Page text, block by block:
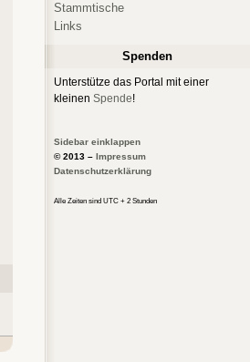
Stammtische
Links
Spenden
Unterstütze das Portal mit einer
kleinen Spende!
Sidebar einklappen
© 2013 – Impressum
Datenschutzerklärung
Alle Zeiten sind UTC + 2 Stunden